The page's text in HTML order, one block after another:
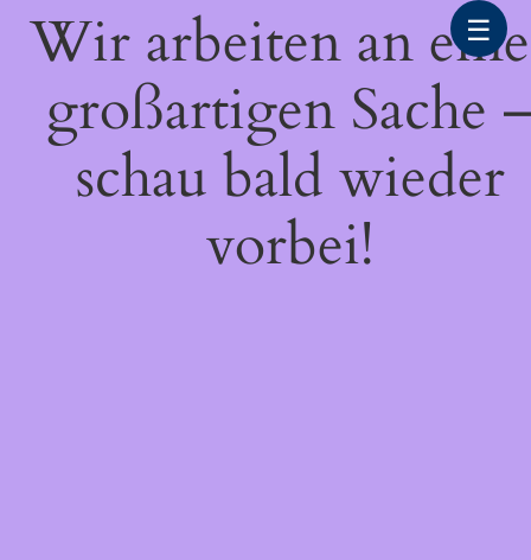
Wir arbeiten an
großartigen Sache
schau bald wieder
vorbei!
☰